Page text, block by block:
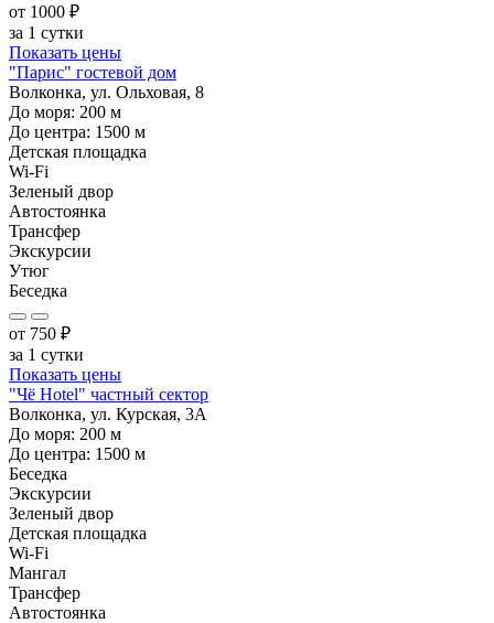
от 1000 ₽
за 1 сутки
Показать цены
"Парис" гостевой дом
Волконка, ул. Ольховая, 8
До моря: 200 м
До центра: 1500 м
Детская площадка
Wi-Fi
Зеленый двор
Автостоянка
Трансфер
Экскурсии
Утюг
Беседка
от 750 ₽
за 1 сутки
Показать цены
"Чё Hotel" частный сектор
Волконка, ул. Курская, 3А
До моря: 200 м
До центра: 1500 м
Беседка
Экскурсии
Зеленый двор
Детская площадка
Wi-Fi
Мангал
Трансфер
Автостоянка